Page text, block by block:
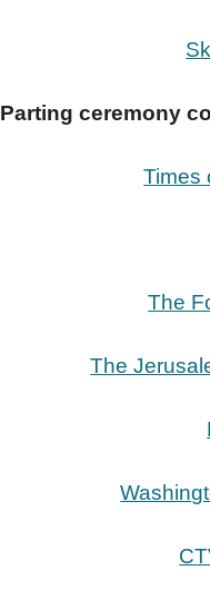
Parting ceremony
Times
The
The